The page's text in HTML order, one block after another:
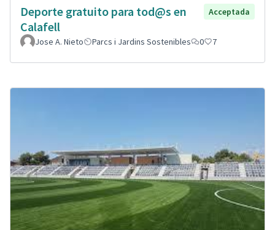
Deporte gratuito para tod@s en
Calafell
Acceptada
Jose A. Nieto Parcs i Jardins Sostenibles 0 7